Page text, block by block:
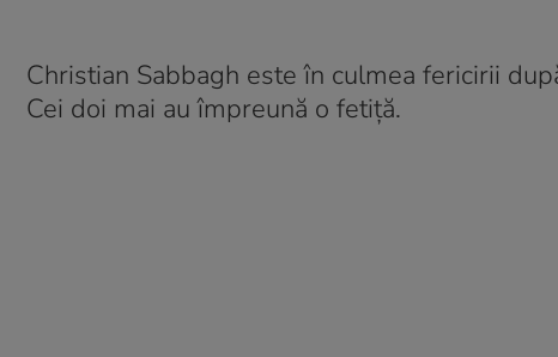
Christian Sabbagh este în culmea fericirii
Cei doi mai au împreună o fetiță.